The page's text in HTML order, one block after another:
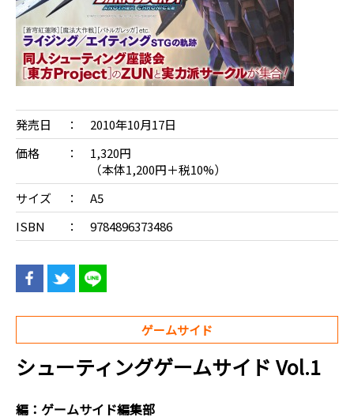
発売日
2010年10月17日
価格
1,320円
（本体1,200円＋税10%）
サイズ
A5
ISBN
9784896373486
ゲームサイド
シューティングゲームサイド Vol.1
編： ゲームサイド編集部